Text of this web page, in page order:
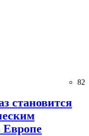
82
становится